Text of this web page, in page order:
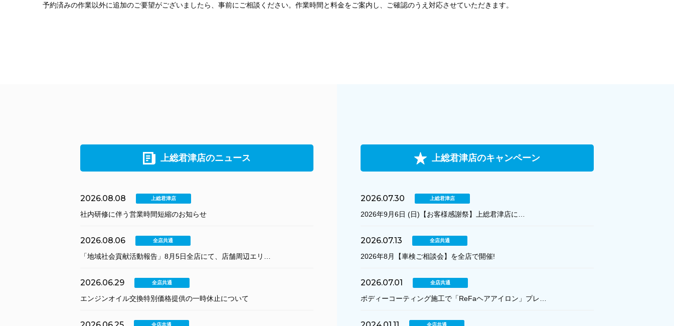
予約済みの作業以外に追加のご要望がございましたら、事前にご相談ください。作業時間と料金をご案内し、ご確認のうえ対応させていただきます。
上総君津店のニュース
2026.08.08 上総君津店
社内研修に伴う営業時間短縮のお知らせ
2026.08.06 全店共通
「地域社会貢献活動報告」8月5日全店にて、店舗周辺エリ…
2026.06.29 全店共通
エンジンオイル交換特別価格提供の一時休止について
上総君津店のキャンペーン
2026.07.30 上総君津店
2026年9月6日 (日)【お客様感謝祭】上総君津店に…
2026.07.13 全店共通
2026年8月【車検ご相談会】を全店で開催!
2026.07.01 全店共通
ボディーコーティング施工で「ReFaヘアアイロン」プレ…